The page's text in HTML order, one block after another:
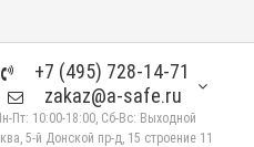
+7 (495) 728-14-71
zakaz@a-safe.ru
Пт: 10:00-18:00, Сб-Вс: Выходной
5-й Донской пр-д, 15 строение 11